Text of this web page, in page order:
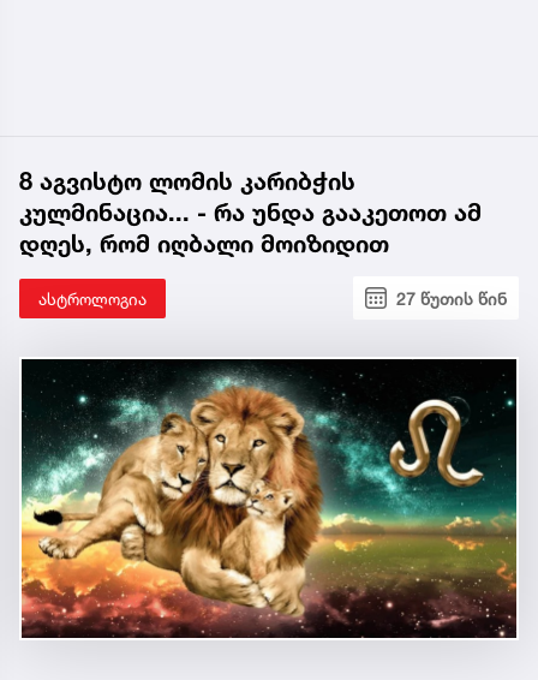
8 აგვისტო ლომის კარიბჭის
კულმინაცია... - რა უნდა გააკეთოთ ამ
დღეს, რომ იღბალი მოიზიდით
ასტროლოგია 27 წუთის წინ